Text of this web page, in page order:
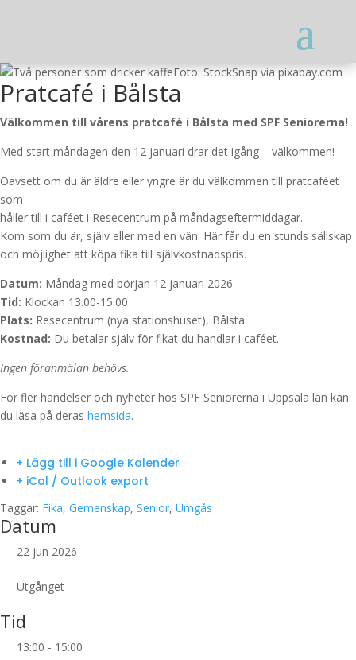
Foto: StockSnap via pixabay.com
Pratcafé i Bålsta
Välkommen till vårens pratcafé i Bålsta med SPF Seniorerna!
Med start måndagen den 12 januari drar det igång – välkommen!
Oavsett om du är äldre eller yngre är du välkommen till pratcaféet
som
håller till i caféet i Resecentrum på måndagseftermiddagar.
Kom som du är, själv eller med en vän. Här får du en stunds sällskap
och möjlighet att köpa fika till självkostnadspris.
Datum: Måndag med början 12 januari 2026
Tid: Klockan 13.00-15.00
Plats: Resecentrum (nya stationshuset), Bålsta.
Kostnad: Du betalar själv för fikat du handlar i caféet.
Ingen föranmälan behövs.
För fler händelser och nyheter hos SPF Seniorerna i Uppsala län kan
du läsa på deras hemsida.
+ Lägg till i Google Kalender
+ iCal / Outlook export
Taggar: Fika, Gemenskap, Senior, Umgås
Datum
22 jun 2026
Utgånget
Tid
13:00 - 15:00